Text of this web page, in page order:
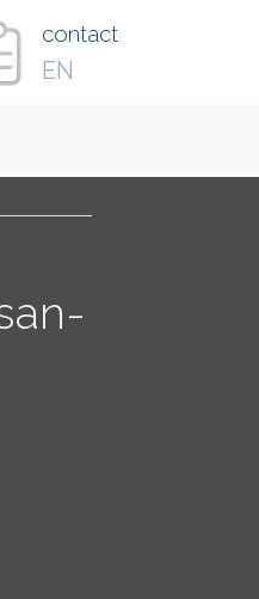
contact
EN
CARTE